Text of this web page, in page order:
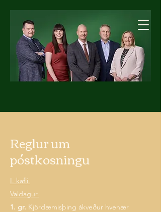
Framsókn í
Norðvesturkjördæmi
Reglur um
póstkosningu
I. kafli.
Valdagur.
1. gr. Kjördæmisþing ákveður hvenær